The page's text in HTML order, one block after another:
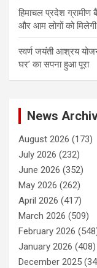
हिमाचल प्रदेश ग्रामीण
और आम लोगों को मिलेगी
स्वर्ण जयंती आश्रय
घर’ का सपना हुआ पूरा
News
August 2026 (173)
July 2026 (232)
June 2026 (352)
May 2026 (262)
April 2026 (417)
March 2026 (509)
February 2026
January 2026 (408)
December 2025